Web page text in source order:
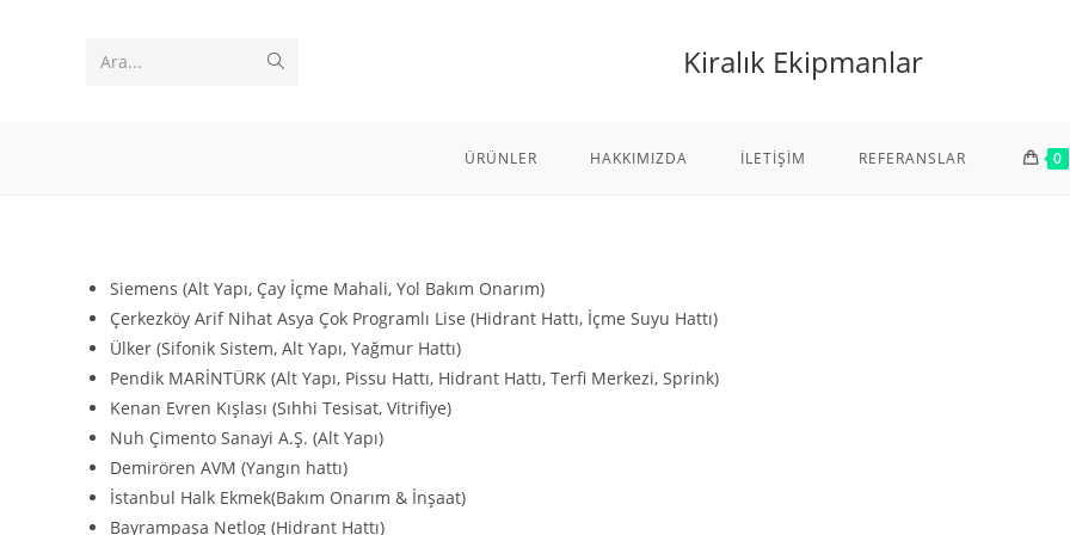
Ara... Kiralık Ekipmanlar
ÜRÜNLER HAKKIMIZDA İLETIŞIM REFERANSLAR 0
Siemens (Alt Yapı, Çay İçme Mahali, Yol Bakım Onarım)
Çerkezköy Arif Nihat Asya Çok Programlı Lise (Hidrant Hattı, İçme Suyu Hattı)
Ülker (Sifonik Sistem, Alt Yapı, Yağmur Hattı)
Pendik MARİNTÜRK (Alt Yapı, Pissu Hattı, Hidrant Hattı, Terfi Merkezi, Sprink)
Kenan Evren Kışlası (Sıhhi Tesisat, Vitrifiye)
Nuh Çimento Sanayi A.Ş. (Alt Yapı)
Demirören AVM (Yangın hattı)
İstanbul Halk Ekmek(Bakım Onarım & İnşaat)
Bayrampaşa Netlog (Hidrant Hattı)